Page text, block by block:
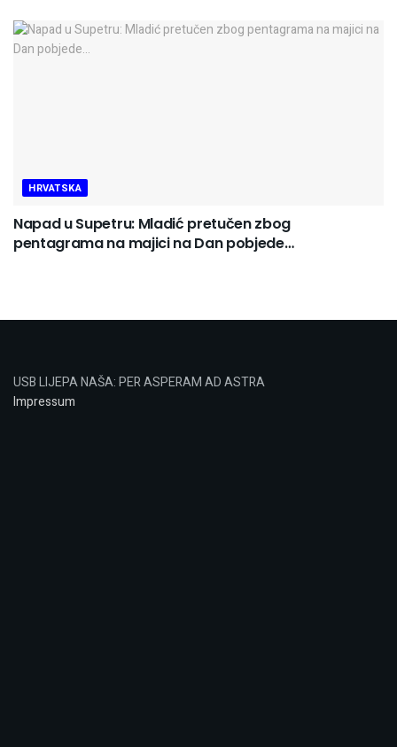
HRVATSKA
Napad u Supetru: Mladić pretučen zbog
pentagrama na majici na Dan pobjede…
USB LIJEPA NAŠA: PER ASPERAM AD ASTRA
Impressum